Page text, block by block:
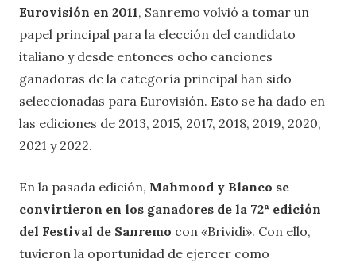
Eurovisión en 2011, Sanremo volvió a tomar un
papel principal para la elección del candidato
italiano y desde entonces ocho canciones
ganadoras de la categoría principal han sido
seleccionadas para Eurovisión. Esto se ha dado en
las ediciones de 2013, 2015, 2017, 2018, 2019, 2020,
2021 y 2022.
En la pasada edición, Mahmood y Blanco se
convirtieron en los ganadores de la 72ª edición
del Festival de Sanremo con «Brividi». Con ello,
tuvieron la oportunidad de ejercer como